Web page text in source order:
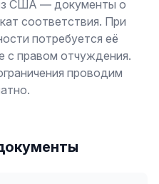
США — документы о
соответствия. При
потребуется её
с правом отчуждения.
проводим